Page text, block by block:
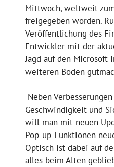
Mittwoch, weltweit
freigegeben worden.
Veröffentlichung des
Entwickler mit der
Jagd auf den Microsoft
weiteren Boden
Neben
Geschwindigkeit und
will man mit neuen
Pop-up-Funktionen
Optisch ist dabei auf
alles beim Alten